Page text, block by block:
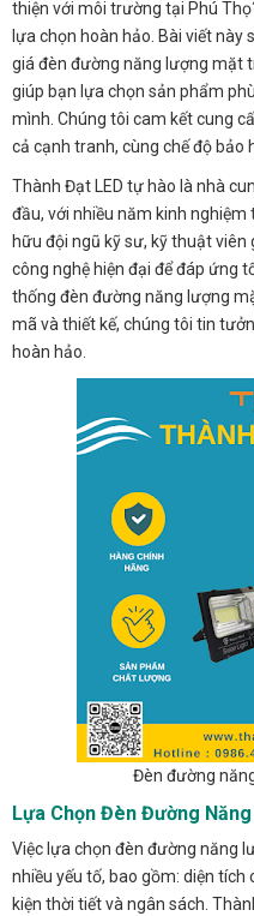
thiện với môi trường tại Phú
lựa chọn hoàn hảo. Bài viết này
giá đèn đường năng lượng mặt
giúp bạn lựa chọn sản phẩm
mình. Chúng tôi cam kết cung
cả cạnh tranh, cùng chế độ bảo
Thành Đạt LED tự hào là nhà
đầu, với nhiều năm kinh nghiệm
hữu đội ngũ kỹ sư, kỹ thuật
công nghệ hiện đại để đáp ứng
thống đèn đường năng lượng
mã và thiết kế, chúng tôi tin
hoàn hảo.
Đèn đường
Lựa Chọn Đèn Đường
Việc lựa chọn đèn đường năng
nhiều yếu tố, bao gồm: diện tích
kiện thời tiết và ngân sách.